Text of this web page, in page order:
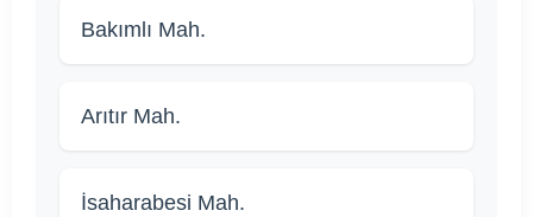
Bakımlı Mah.
Arıtır Mah.
İsaharabesi Mah.